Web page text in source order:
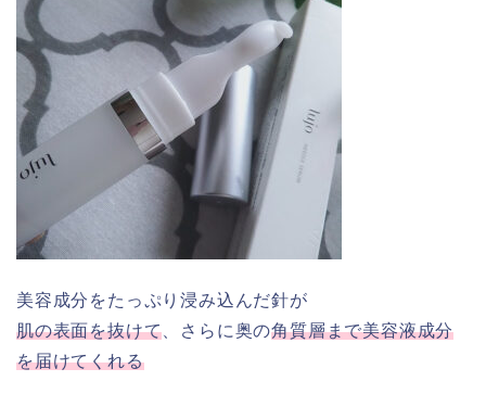
美容成分をたっぷり浸み込んだ針が
肌の表面を抜けて、さらに奥の角質層まで美容液成分
を届けてくれる